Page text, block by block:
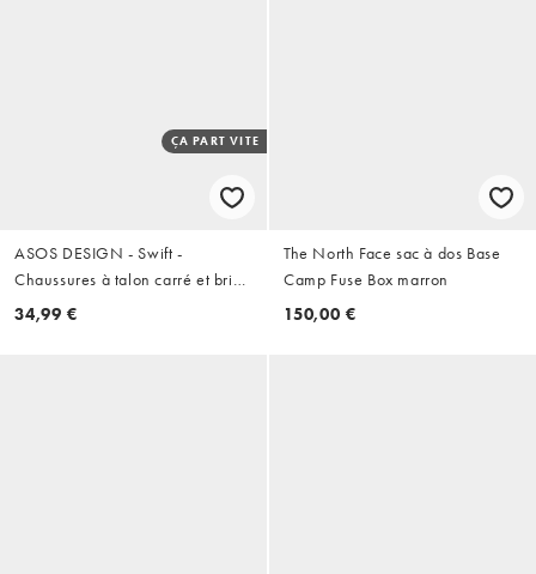
ÇA PART VITE
ASOS DESIGN - Swift -
Chaussures à talon carré et bride
arrière en suédine - Noir
34,99 €
The North Face sac à dos Base
Camp Fuse Box marron
150,00 €